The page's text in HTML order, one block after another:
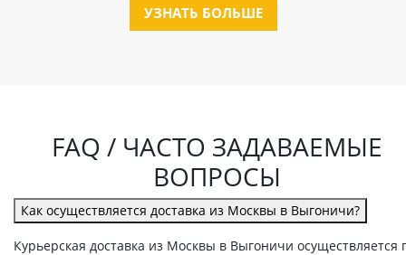
УЗНАТЬ БОЛЬШЕ
FAQ / ЧАСТО ЗАДАВАЕМЫЕ
ВОПРОСЫ
Как осуществляется доставка из Москвы в Выгоничи?
Курьерская доставка из Москвы в Выгоничи осуществляется